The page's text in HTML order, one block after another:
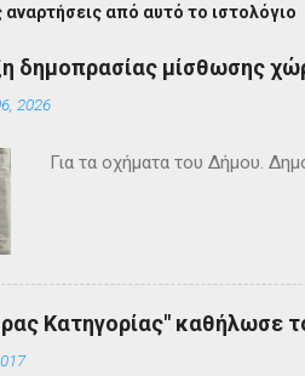
αναρτήσεις από αυτό το ιστολόγιο
δημοπρασίας μίσθωσης
2026
Για τα οχήματα του Δήμου.
Κατηγορίας" καθήλωσε